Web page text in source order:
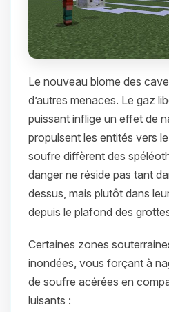
Le nouveau biome des
d’autres menaces. Le gaz
puissant inflige un effet de
propulsent les entités vers
soufre diffèrent des
danger ne réside pas tant
dessus, mais plutôt dans
depuis le plafond des
Certaines zones
inondées, vous forçant à
de soufre acérées en
luisants :